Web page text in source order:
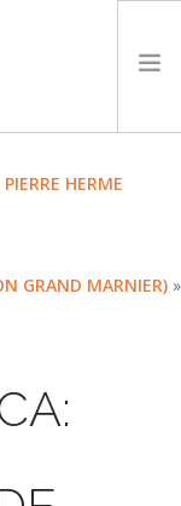
HERME
GRAND MARNIER) »